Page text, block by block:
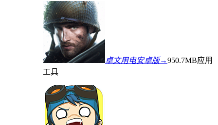
卓文用电安卓版→950.7MB应用
工具